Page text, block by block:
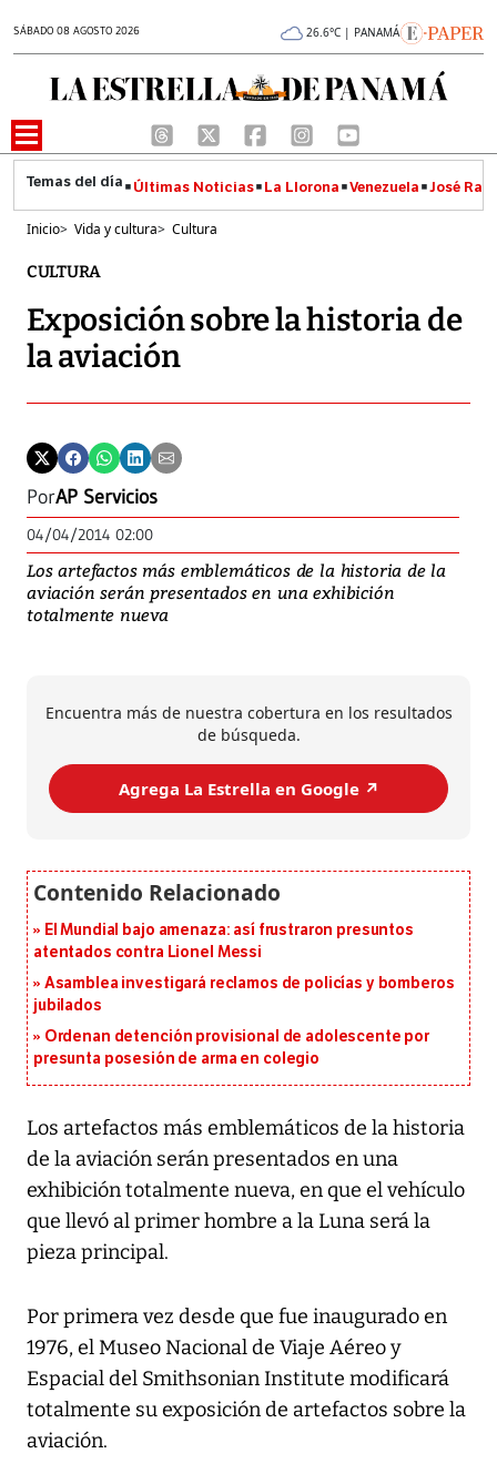
SÁBADO 08 AGOSTO 2026 26.6°C | PANAMÁ
Últimas Noticias La Llorona Venezuela José
Inicio> Vida y cultura> Cultura
CULTURA
Exposición sobre la historia de
la aviación
PorAP Servicios
04/04/2014 02:00
Los artefactos más emblemáticos de la historia de la
aviación serán presentados en una exhibición
totalmente nueva
Encuentra más de nuestra cobertura en los resultados
de búsqueda.
Agrega La Estrella en Google ↗️
El Mundial bajo amenaza: así frustraron presuntos
atentados contra Lionel Messi
Asamblea investigará reclamos de policías y bomberos
jubilados
Ordenan detención provisional de adolescente por
presunta posesión de arma en colegio
Los artefactos más emblemáticos de la historia
de la aviación serán presentados en una
exhibición totalmente nueva, en que el vehículo
que llevó al primer hombre a la Luna será la
pieza principal.
Por primera vez desde que fue inaugurado en
1976, el Museo Nacional de Viaje Aéreo y
Espacial del Smithsonian Institute modificará
totalmente su exposición de artefactos sobre la
aviación.